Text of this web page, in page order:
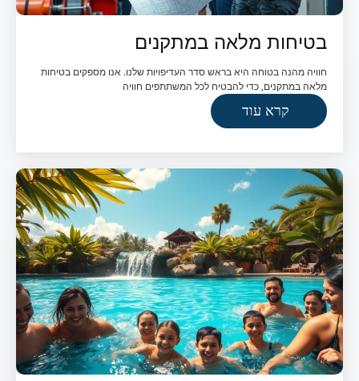
בטיחות מלאה במתקנים
חוויה מהנה בטוחה היא בראש סדר העדיפויות שלנו. אנו מספקים בטיחות
מלאה במתקנים, כדי להבטיח לכל המשתתפים חוויה
קרא עוד